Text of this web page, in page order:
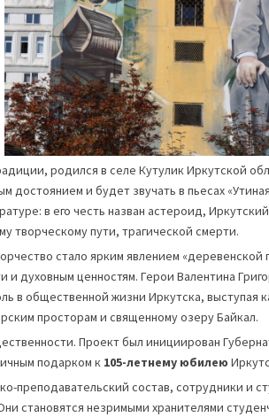
родился в селе Кутулик Иркутской
достоянием и будет звучать в пьесах
в его честь назван астероид,
творческому пути, трагической смерти.
стало ярким явлением
духовным ценностям. Герои Валентина
в общественной жизни Иркутска, выступая
просторам и священному озеру Байкал.
Проект был инициирован
подарком к 105-летнему юбилею
преподавательский состав, сотрудники
становятся незримыми хранителями